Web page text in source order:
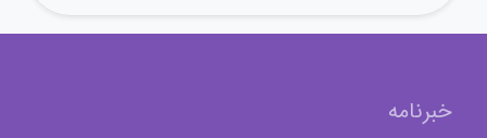
خبرنامه